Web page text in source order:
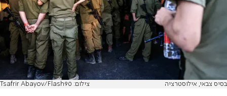
בסיס צבאי, אילוסטרציה צילום: Tsafrir Abayov/Flash90